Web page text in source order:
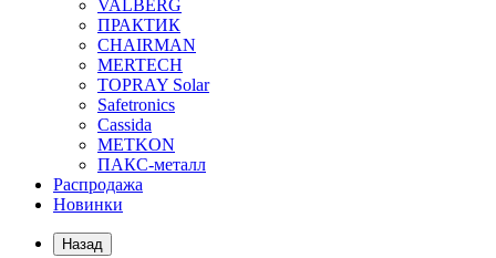
VALBERG
ПРАКТИК
CHAIRMAN
MERTECH
TOPRAY Solar
Safetronics
Cassida
METKON
ПАКС-металл
Распродажа
Новинки
Назад